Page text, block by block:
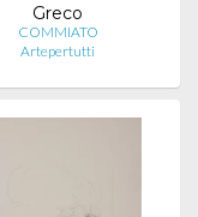
Greco
COMMIATO
Artepertutti